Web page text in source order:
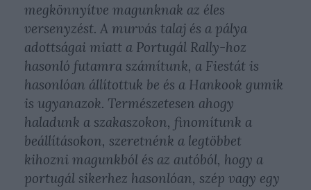
megkönnyítve magunknak az éles
versenyzést. A murvás talaj és a pálya
adottságai miatt a Portugál Rally-hoz
hasonló futamra számítunk, a Fiestát is
hasonlóan állítottuk be és a Hankook gumik
is ugyanazok. Természetesen ahogy
haladunk a szakaszokon, finomítunk a
beállításokon, szeretnénk a legtöbbet
kihozni magunkból és az autóból, hogy a
portugál sikerhez hasonlóan, szép vagy egy